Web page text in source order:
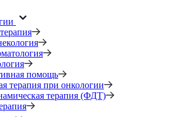
помощь
терапия при онкологии
терапия (ФДТ)